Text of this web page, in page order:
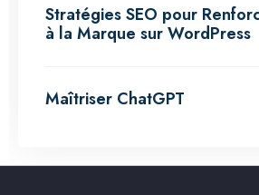
Stratégies SEO pour
à la Marque sur WordPress
Maîtriser ChatGPT